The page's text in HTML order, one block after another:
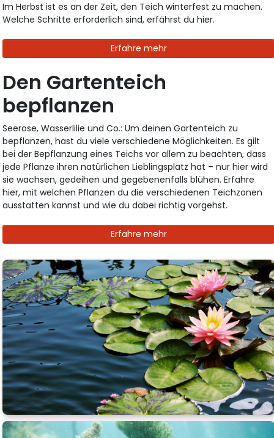
Im Herbst ist es an der Zeit, den Teich winterfest zu machen.
Welche Schritte erforderlich sind, erfährst du hier.
Erfahre mehr
Den Gartenteich
bepflanzen
Seerose, Wasserlilie und Co.: Um deinen Gartenteich zu
bepflanzen, hast du viele verschiedene Möglichkeiten. Es gilt
bei der Bepflanzung eines Teichs vor allem zu beachten, dass
jede Pflanze ihren natürlichen Lieblingsplatz hat – nur hier wird
sie wachsen, gedeihen und gegebenenfalls blühen. Erfahre
hier, mit welchen Pflanzen du die verschiedenen Teichzonen
ausstatten kannst und wie du dabei richtig vorgehst.
Erfahre mehr